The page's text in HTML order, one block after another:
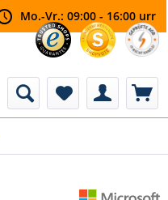
Mo.-Vr.: 09:00 - 16:00 urr